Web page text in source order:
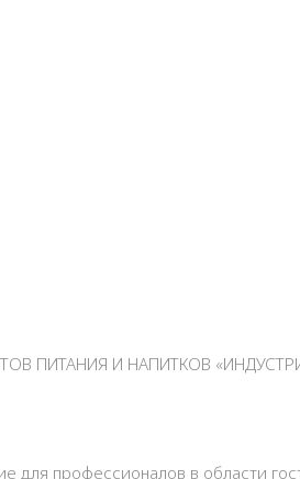
ПИТАНИЯ И НАПИТКОВ
профессионалов в области